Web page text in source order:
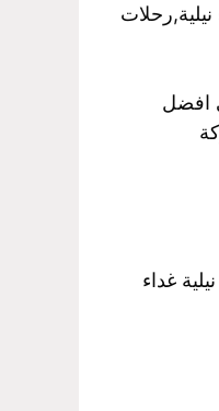
نيلية,رحلات
افضل
غداء